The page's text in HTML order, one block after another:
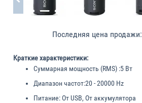
Последняя цена продажи:
Краткие характеристики:
Суммарная мощность (RMS) :5 Вт
Диапазон частот:20 - 20000 Hz
Питание:От USB, От аккумулятора